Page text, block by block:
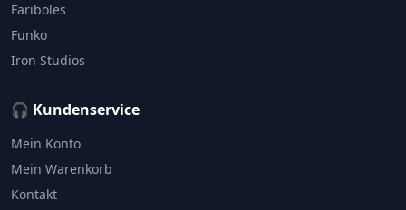
Fariboles
Funko
Iron Studios
🎧 Kundenservice
Mein Konto
Mein Warenkorb
Kontakt